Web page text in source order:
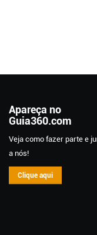
Apareça no
Guia360.com
Veja como fazer parte e
a nós!
Clique aqui